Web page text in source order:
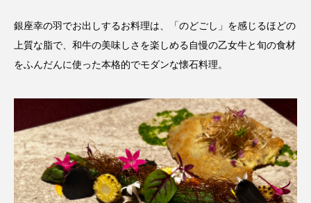
銀座幸の羽でお出しするお料理は、「のどごし」を感じるほどの
上質な脂で、和牛の美味しさを楽しめる自慢の乙女牛と旬の食材
をふんだんに使った本格的でモダンな懐石料理。